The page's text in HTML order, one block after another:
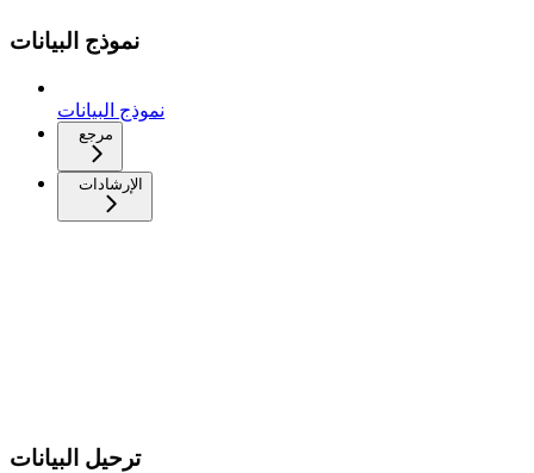
نموذج البيانات
نموذج البيانات
مرجع
الإرشادات
ترحيل البيانات